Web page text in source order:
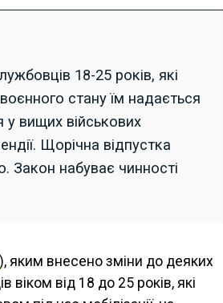
18-25 років, які
стану їм надається
у вищих військових
Щорічна відпустка
Закон набуває чинності
), яким внесено зміни до деяких
віком від 18 до 25 років, які